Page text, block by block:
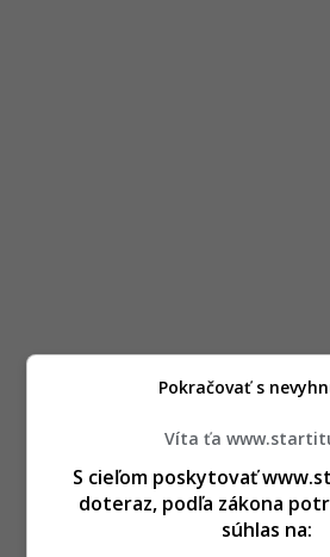
Víta ťa
S cieľom poskytovať
doteraz, podľa zákona
súhlas na:
Pokračovať s